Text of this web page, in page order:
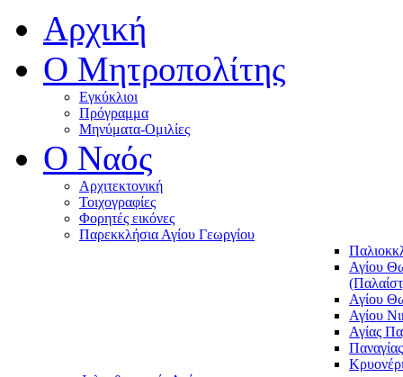
Αρχική
Ο Μητροπολίτης
Εγκύκλιοι
Πρόγραμμα
Μηνύματα-Ομιλίες
O Ναός
Αρχιτεκτονική
Τοιχογραφίες
Φορητές εικόνες
Παρεκκλήσια Αγίου Γεωργίου
Αγίου
Αγίου
Αγίου
Αγίας